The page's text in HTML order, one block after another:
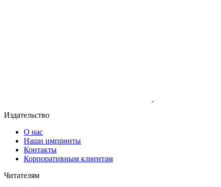
Издательство
О нас
Наши импринты
Контакты
Корпоративным клиентам
Читателям